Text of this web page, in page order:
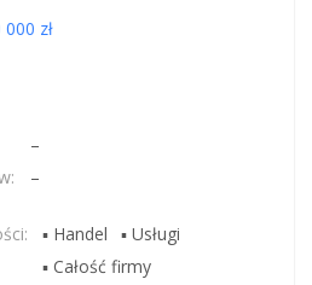
zł
–
–
▪ Handel
▪ Usługi
▪ Całość firmy